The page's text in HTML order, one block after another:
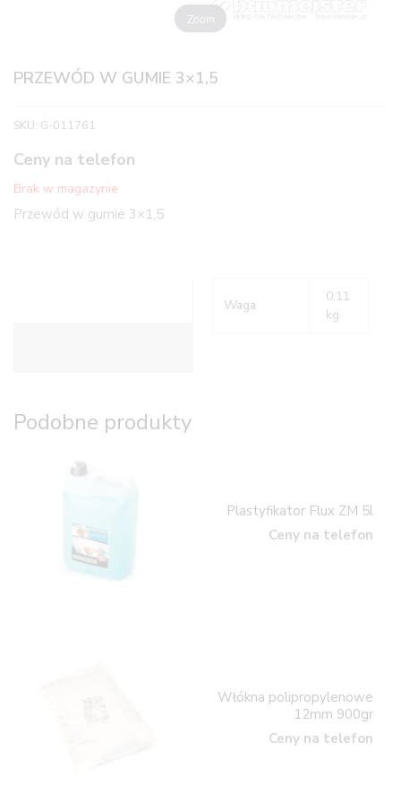
Zoom
PRZEWÓD W GUMIE 3×1,5
SKU: G-011761
Ceny na telefon
Brak w magazynie
Przewód w gumie 3×1,5
Waga
0,11
kg
Podobne produkty
Plastyfikator Flux ZM 5l
Ceny na telefon
Włókna polipropylenowe
12mm 900gr
Ceny na telefon